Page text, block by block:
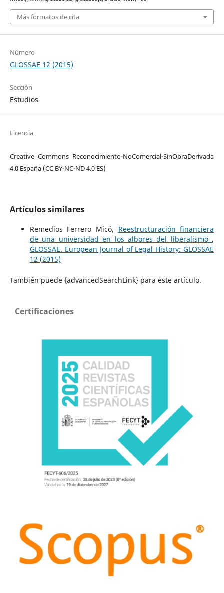
Más formatos de cita
Número
GLOSSAE 12 (2015)
Sección
Estudios
Licencia
Creative Commons Reconocimiento-NoComercial-SinObraDerivada
4.0 España (CC BY-NC-ND 4.0 ES)
Artículos similares
Remedios Ferrero Micó, Reestructuración financiera
de una universidad en los albores del liberalismo ,
GLOSSAE. European Journal of Legal History: GLOSSAE
12 (2015)
También puede {advancedSearchLink} para este artículo.
Certificaciones